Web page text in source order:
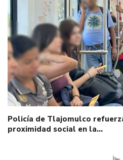
Policía de Tlajomulco
proximidad social en la…